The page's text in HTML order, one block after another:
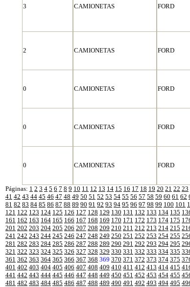
3 CAMIONETAS FORD
2 CAMIONETAS FORD
0 CAMIONETAS FORD
0 CAMIONETAS FORD
0 CAMIONETAS FORD
Páginas: 1 2 3 4 5 6 7 8 9 10 11 12 13 14 15 16 17 18 19 20 21 22 23
41 42 43 44 45 46 47 48 49 50 51 52 53 54 55 56 57 58 59 60 61 62
81 82 83 84 85 86 87 88 89 90 91 92 93 94 95 96 97 98 99 100 101
121 122 123 124 125 126 127 128 129 130 131 132 133 134 135
161 162 163 164 165 166 167 168 169 170 171 172 173 174 175
201 202 203 204 205 206 207 208 209 210 211 212 213 214 215
241 242 243 244 245 246 247 248 249 250 251 252 253 254 255
281 282 283 284 285 286 287 288 289 290 291 292 293 294 295
321 322 323 324 325 326 327 328 329 330 331 332 333 334 335
361 362 363 364 365 366 367 368 369 370 371 372 373 374 375
401 402 403 404 405 406 407 408 409 410 411 412 413 414 415
441 442 443 444 445 446 447 448 449 450 451 452 453 454 455
481 482 483 484 485 486 487 488 489 490 491 492 493 494 495